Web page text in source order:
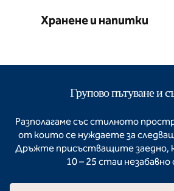
Хранене и напитки
Групово пътуване и
Разполагаме със стилното
от които се нуждаете за
Дръжте присъстващите заедно,
10 – 25 стаи незабавно